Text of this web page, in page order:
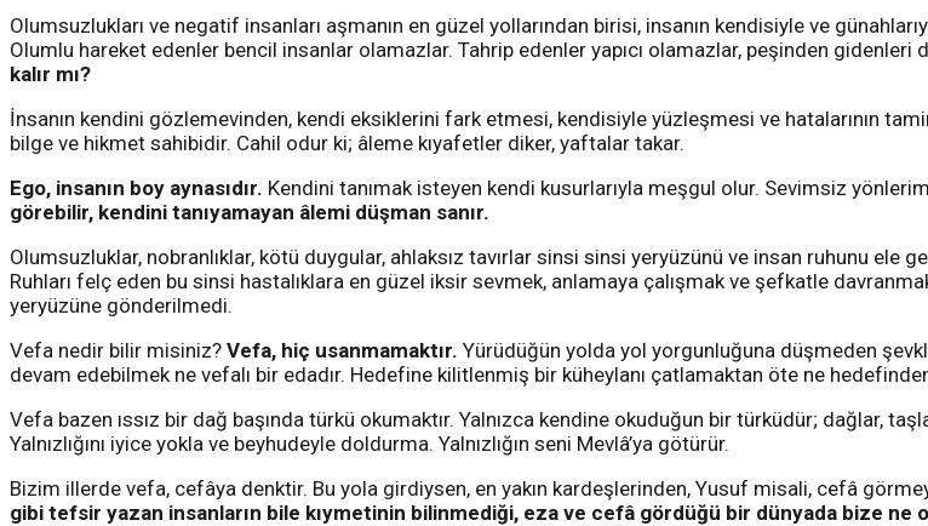
Olumsuzlukları ve negatif insanları aşmanın en güzel yollarından birisi, insanın kendisiyle ve
Olumlu hareket edenler bencil insanlar olamazlar. Tahrip edenler yapıcı olamazlar, peşinden gidenleri
kalır mı?
İnsanın kendini gözlemevinden, kendi eksiklerini fark etmesi, kendisiyle yüzleşmesi ve hatalarının
bilge ve hikmet sahibidir. Cahil odur ki; âleme kıyafetler diker, yaftalar takar.
Ego, insanın boy aynasıdır. Kendini tanımak isteyen kendi kusurlarıyla meşgul olur. Sevimsiz
görebilir, kendini tanıyamayan âlemi düşman sanır.
Olumsuzluklar, nobranlıklar, kötü duygular, ahlaksız tavırlar sinsi sinsi yeryüzünü ve insan ruhunu ele
Ruhları felç eden bu sinsi hastalıklara en güzel iksir sevmek, anlamaya çalışmak ve şefkatle
yeryüzüne gönderilmedi.
Vefa nedir bilir misiniz? Vefa, hiç usanmamaktır. Yürüdüğün yolda yol yorgunluğuna düşmeden
devam edebilmek ne vefalı bir edadır. Hedefine kilitlenmiş bir küheylanı çatlamaktan öte ne
Vefa bazen ıssız bir dağ başında türkü okumaktır. Yalnızca kendine okuduğun bir türküdür; dağlar,
Yalnızlığını iyice yokla ve beyhudeyle doldurma. Yalnızlığın seni Mevlâ’ya götürür.
Bizim illerde vefa, cefâya denktir. Bu yola girdiysen, en yakın kardeşlerinden, Yusuf misali, cefâ
gibi tefsir yazan insanların bile kıymetinin bilinmediği, eza ve cefâ gördüğü bir dünyada bize ne